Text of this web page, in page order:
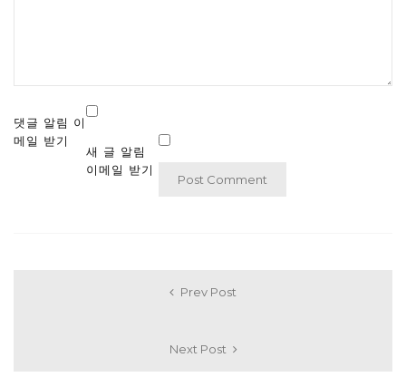
댓글 알림 이
메일 받기
새 글 알림
이메일 받기
Prev Post
Next Post